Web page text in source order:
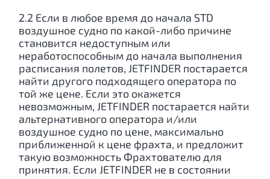
2.2 Если в любое время до начала STD
воздушное судно по какой-либо причине
становится недоступным или
неработоспособным до начала выполнения
расписания полетов, JETFINDER постарается
найти другого подходящего оператора по
той же цене. Если это окажется
невозможным, JETFINDER постарается найти
альтернативного оператора и/или
воздушное судно по цене, максимально
приближенной к цене фрахта, и предложит
такую возможность Фрахтователю для
принятия. Если JETFINDER не в состоянии